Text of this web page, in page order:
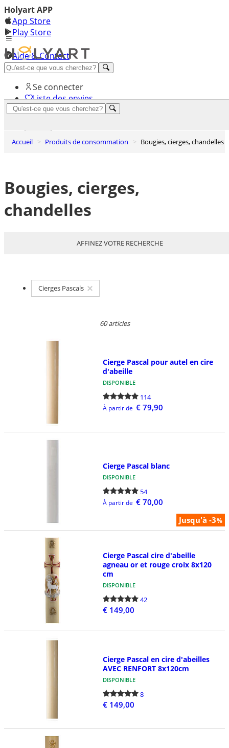
Holyart APP
App Store
Play Store
Aide & Contact
Découvrez Premium
Se connecter
Liste des envies
Accueil Produits de consommation Bougies, cierges, chandelles
Bougies, cierges,
chandelles
AFFINEZ VOTRE RECHERCHE
Cierges Pascals
60 articles
Cierge Pascal pour autel en cire
d'abeille
DISPONIBLE
114
À partir de € 79,90
Jusqu'à -3%
Cierge Pascal blanc
DISPONIBLE
54
À partir de € 70,00
Cierge Pascal cire d'abeille
agneau or et rouge croix 8x120
cm
DISPONIBLE
42
€ 149,00
Cierge Pascal en cire d'abeilles
AVEC RENFORT 8x120cm
DISPONIBLE
8
€ 149,00